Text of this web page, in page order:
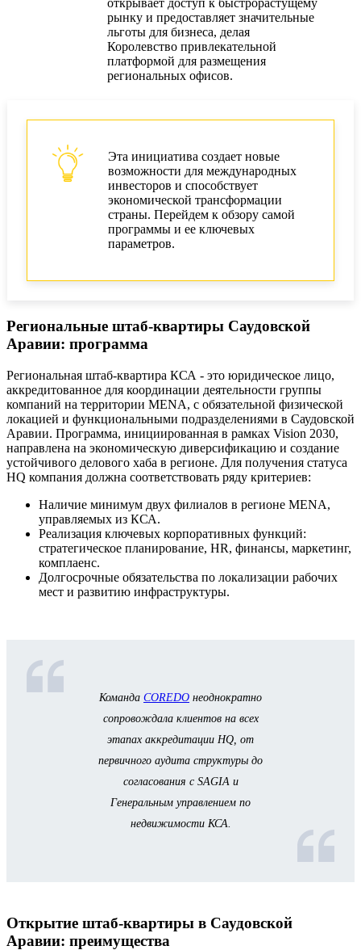
рынку и предоставляет значительные
льготы для бизнеса, делая
Королевство привлекательной
платформой для размещения
региональных офисов.
Эта инициатива создает новые
возможности для международных
инвесторов и способствует
экономической трансформации
страны. Перейдем к обзору самой
программы и ее ключевых
параметров.
Региональные штаб-квартиры Саудовской
Аравии: программа
Региональная штаб-квартира КСА - это юридическое лицо,
аккредитованное для координации деятельности группы
компаний на территории MENA, с обязательной физической
локацией и функциональными подразделениями в Саудовской
Аравии. Программа, инициированная в рамках Vision 2030,
направлена на экономическую диверсификацию и создание
устойчивого делового хаба в регионе. Для получения статуса
HQ компания должна соответствовать ряду критериев:
Наличие минимум двух филиалов в регионе MENA,
управляемых из КСА.
Реализация ключевых корпоративных функций:
стратегическое планирование, HR, финансы, маркетинг,
комплаенс.
Долгосрочные обязательства по локализации рабочих
мест и развитию инфраструктуры.
Команда COREDO неоднократно
сопровождала клиентов на всех
этапах аккредитации HQ, от
первичного аудита структуры до
согласования с SAGIA и
Генеральным управлением по
недвижимости КСА.
Открытие штаб-квартиры в Саудовской
Аравии: преимущества